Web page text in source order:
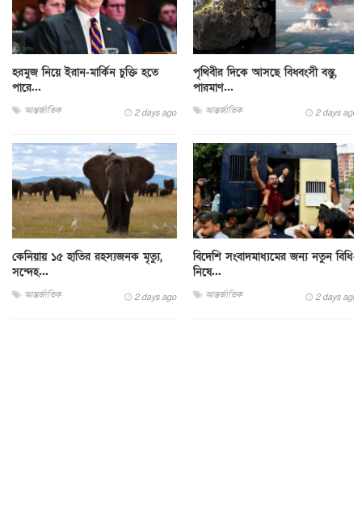
হরমুজ নিয়ে ইরান-মার্কিন চুক্তি হতে
পারে...
আন্তর্জাতিক 2 days ago
পৃথিবীর দিকে আসছে বিধ্বংসী বস্তু,
পারমাণ...
আন্তর্জাতিক 2 days ago
কেনিয়ায় ১৫ হাতির রহস্যজনক মৃত্যু,
সন্দেহ...
আন্তর্জাতিক 2 days ago
বিদেশি সংবাদমাধ্যমের জন্য নতুন বিধি-
নিষে...
আন্তর্জাতিক 2 days ago